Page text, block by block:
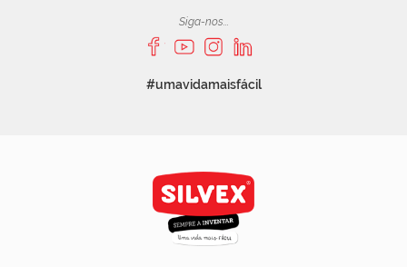
Siga-nos...
#umavidamaisfácil